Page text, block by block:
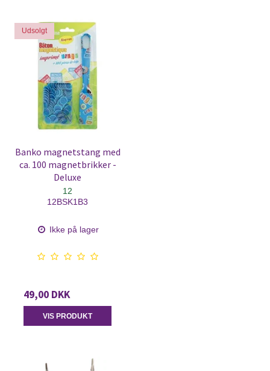
Udsolgt
Banko magnetstang med
ca. 100 magnetbrikker -
Deluxe
12
12BSK1B3
Ikke på lager
49,00 DKK
VIS PRODUKT